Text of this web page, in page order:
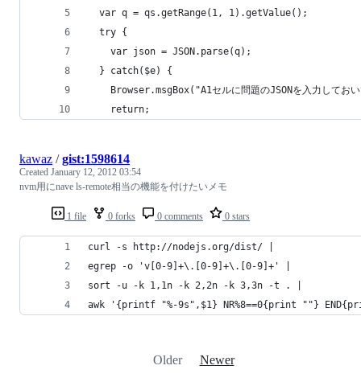
  var q = qs.getRange(1, 1).getValue();
  try {
    var json = JSON.parse(q);
  } catch($e) {
Browser.msgBox("A1セルに問題のJSONを入力してお
    return;
1 file 0 forks 0 comments 0 stars
kawaz /gist:1598614
Created January 12, 2012 03:54
nvm用にnave ls-remote相当の機能を付けたいメモ
curl -s http://nodejs.org/dist/ |
egrep -o 'v[0-9]+\.[0-9]+\.[0-9]+' |
sort -u -k 1,1n -k 2,2n -k 3,3n -t . |
awk '{printf "%-9s",$1} NR%8==0{print ""}
Older Newer